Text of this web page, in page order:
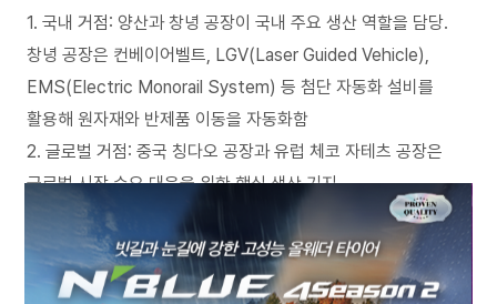
1. 국내 거점: 양산과 창녕 공장이 국내 주요 생산 역할을 담당.
창녕 공장은 컨베이어벨트, LGV(Laser Guided Vehicle),
EMS(Electric Monorail System) 등 첨단 자동화 설비를
활용해 원자재와 반제품 이동을 자동화함
2. 글로벌 거점: 중국 칭다오 공장과 유럽 체코 자테츠 공장은
글로벌 시장 수요 대응을 위한 핵심 생산 기지
3. 체코 자테츠 공장: 가장 최근 건설된 유럽 공장으로 ICT
기술을 결합해 실시간 통합 관제가 가능한 스마트 팩토리를 구현,
연간 약 1,100만 본의 타이어 생산 가능